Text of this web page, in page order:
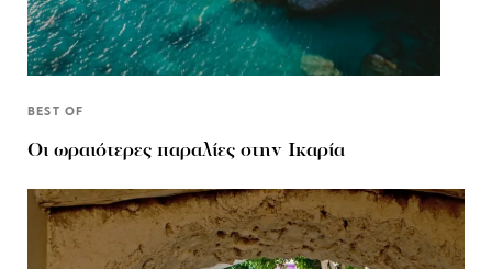
BEST OF
Οι ωραιότερες παραλίες στην Ικαρία